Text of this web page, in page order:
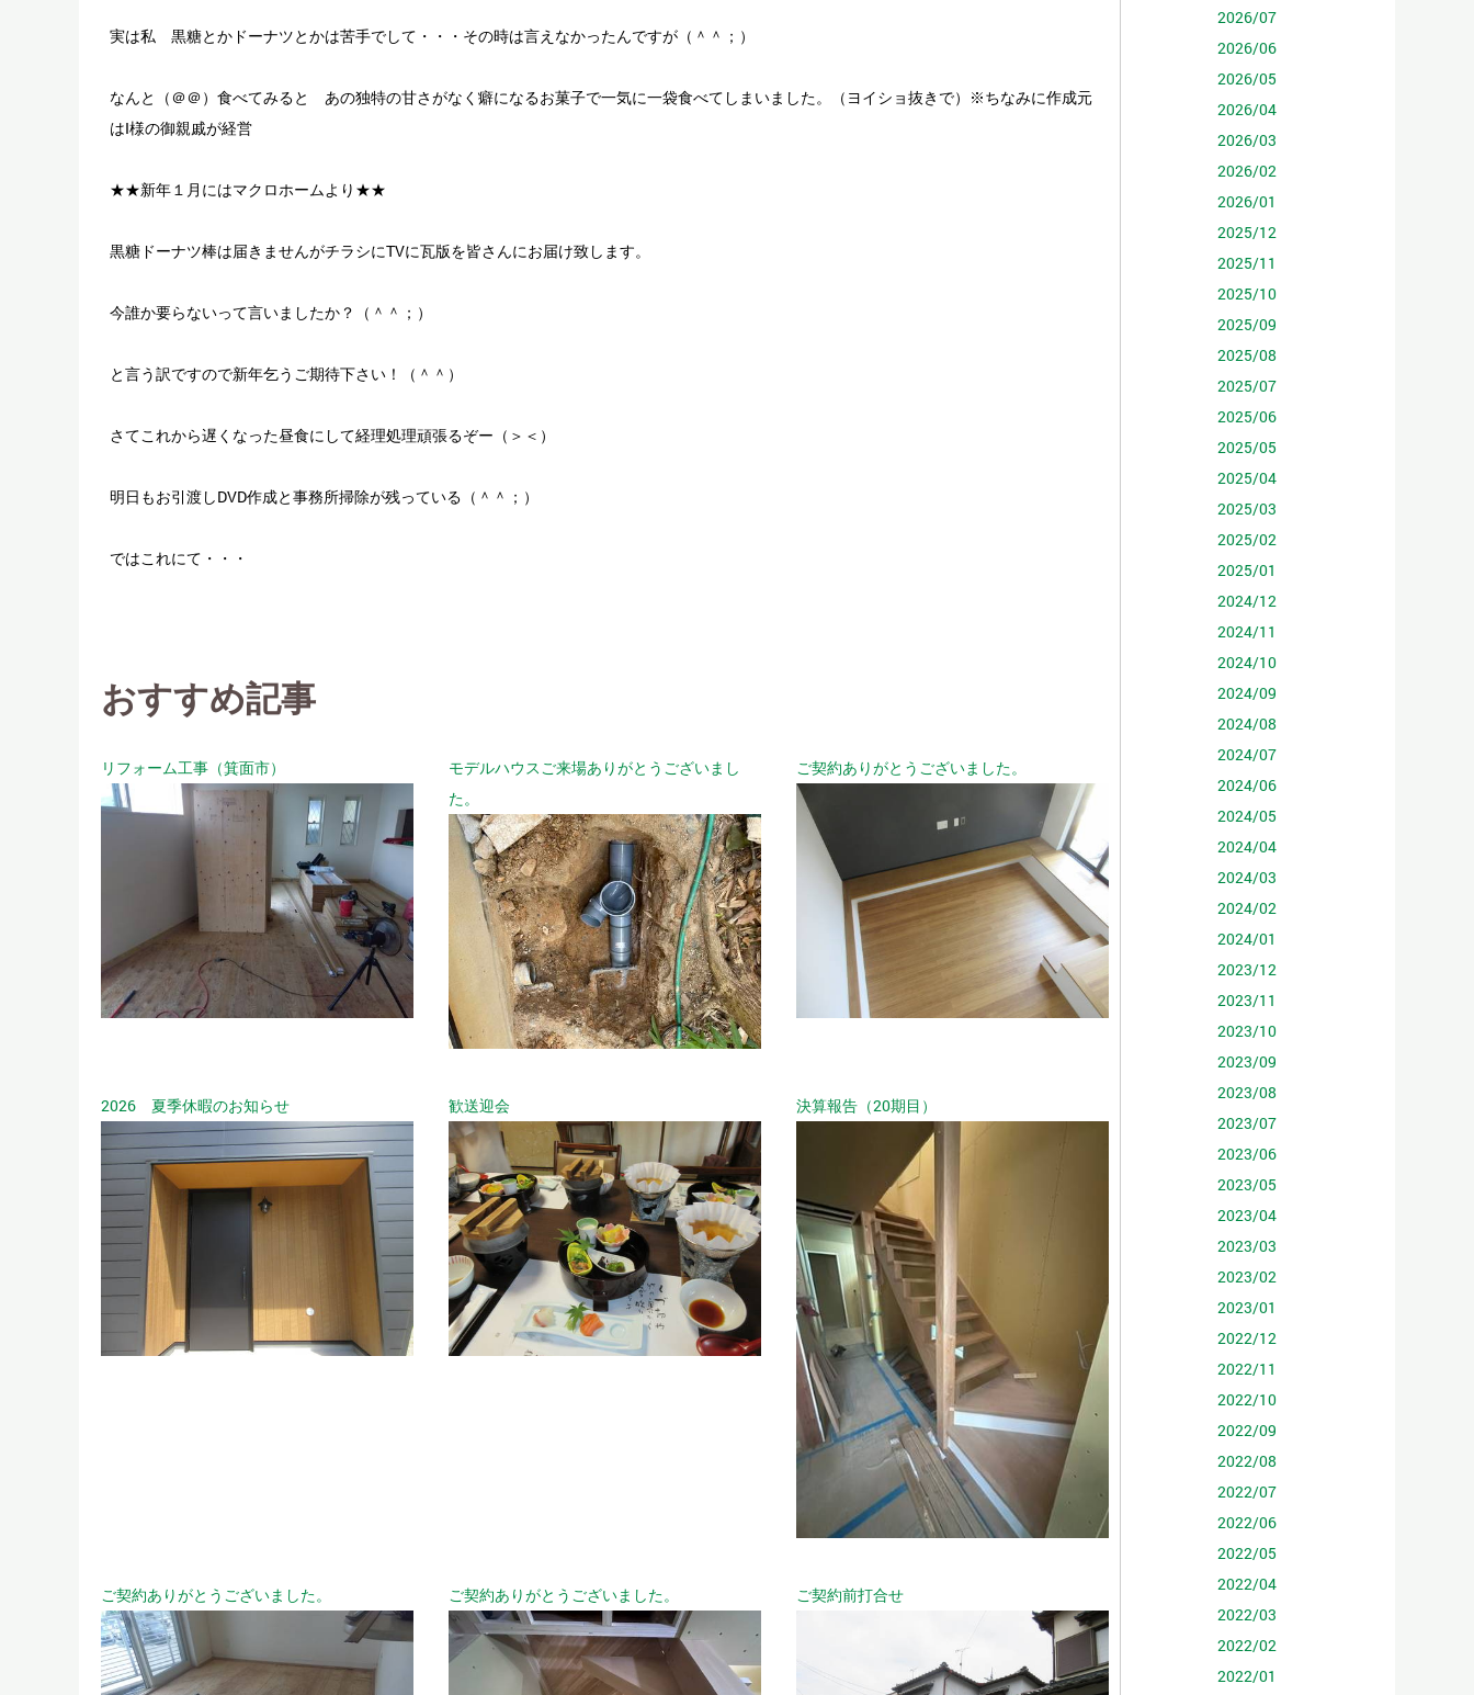
実は私 黒糖とかドーナツとかは苦手でして・・・その時は言えなかったんですが（＾＾；）
なんと（＠＠）食べてみると あの独特の甘さがなく癖になるお菓子で一気に一袋食べてしまいました。（ヨイショ抜きで）※ちなみに作成元
はI様の御親戚が経営
★★新年１月にはマクロホームより★★
黒糖ドーナツ棒は届きませんがチラシにTVに瓦版を皆さんにお届け致します。
今誰か要らないって言いましたか？（＾＾；）
と言う訳ですので新年乞うご期待下さい！（＾＾）
さてこれから遅くなった昼食にして経理処理頑張るぞー（＞＜）
明日もお引渡しDVD作成と事務所掃除が残っている（＾＾；）
ではこれにて・・・
おすすめ記事
リフォーム工事（箕面市）
モデルハウスご来場ありがとうございまし
た。
ご契約ありがとうございました。
2026 夏季休暇のお知らせ 歓送迎会 決算報告（20期目）
ご契約ありがとうございました。 ご契約ありがとうございました。 ご契約前打合せ
2026/07
2026/06
2026/05
2026/04
2026/03
2026/02
2026/01
2025/12
2025/11
2025/10
2025/09
2025/08
2025/07
2025/06
2025/05
2025/04
2025/03
2025/02
2025/01
2024/12
2024/11
2024/10
2024/09
2024/08
2024/07
2024/06
2024/05
2024/04
2024/03
2024/02
2024/01
2023/12
2023/11
2023/10
2023/09
2023/08
2023/07
2023/06
2023/05
2023/04
2023/03
2023/02
2023/01
2022/12
2022/11
2022/10
2022/09
2022/08
2022/07
2022/06
2022/05
2022/04
2022/03
2022/02
2022/01